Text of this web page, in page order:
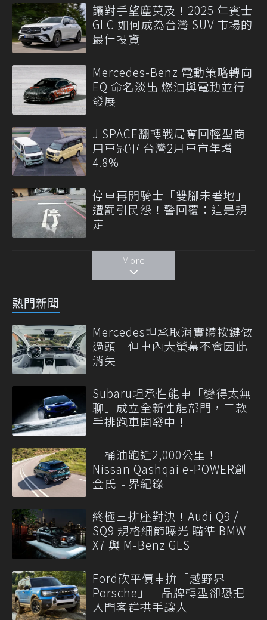
讓對手望塵莫及！2025 年賓士
GLC 如何成為台灣 SUV 市場的
最佳投資
Mercedes-Benz 電動策略轉向
EQ 命名淡出 燃油與電動並行
發展
J SPACE翻轉戰局奪回輕型商
用車冠軍 台灣2月車市年增
4.8%
停車再開騎士「雙腳未著地」
遭罰引民怨！警回覆：這是規
定
More
熱門新聞
Mercedes坦承取消實體按鍵做
過頭 但車內大螢幕不會因此
消失
Subaru坦承性能車「變得太無
聊」成立全新性能部門，三款
手排跑車開發中！
一桶油跑近2,000公里！
Nissan Qashqai e-POWER創
金氏世界紀錄
終極三排座對決！Audi Q9 /
SQ9 規格細節曝光 瞄準 BMW
X7 與 M-Benz GLS
Ford砍平價車拚「越野界
Porsche」 品牌轉型卻恐把
入門客群拱手讓人